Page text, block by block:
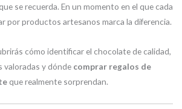
se recuerda. En un momento en el que cada
por productos artesanos marca la diferencia.
cómo identificar el chocolate de calidad,
valoradas y dónde comprar regalos de
que realmente sorprendan.